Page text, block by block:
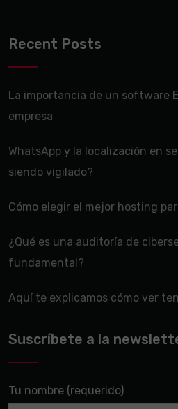
Recent Posts
La importancia de un software
empresa
WhatsApp y la localización en
siendo vigilado?
Cómo elegir el mejor hosting
¿Qué es una auditoría de
fundamental?
Aquí te explicamos cómo ver
Suscríbete a la
Tu nombre (requerido)